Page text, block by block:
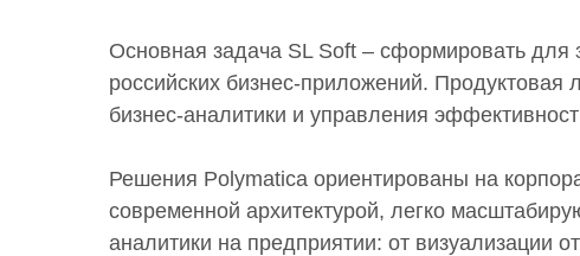
Основная задача SL Soft – сформировать для
российских бизнес-приложений. Продуктовая
бизнес-аналитики и управления
Решения Polymatica ориентированы на
современной архитектурой, легко
аналитики на предприятии: от визуализации